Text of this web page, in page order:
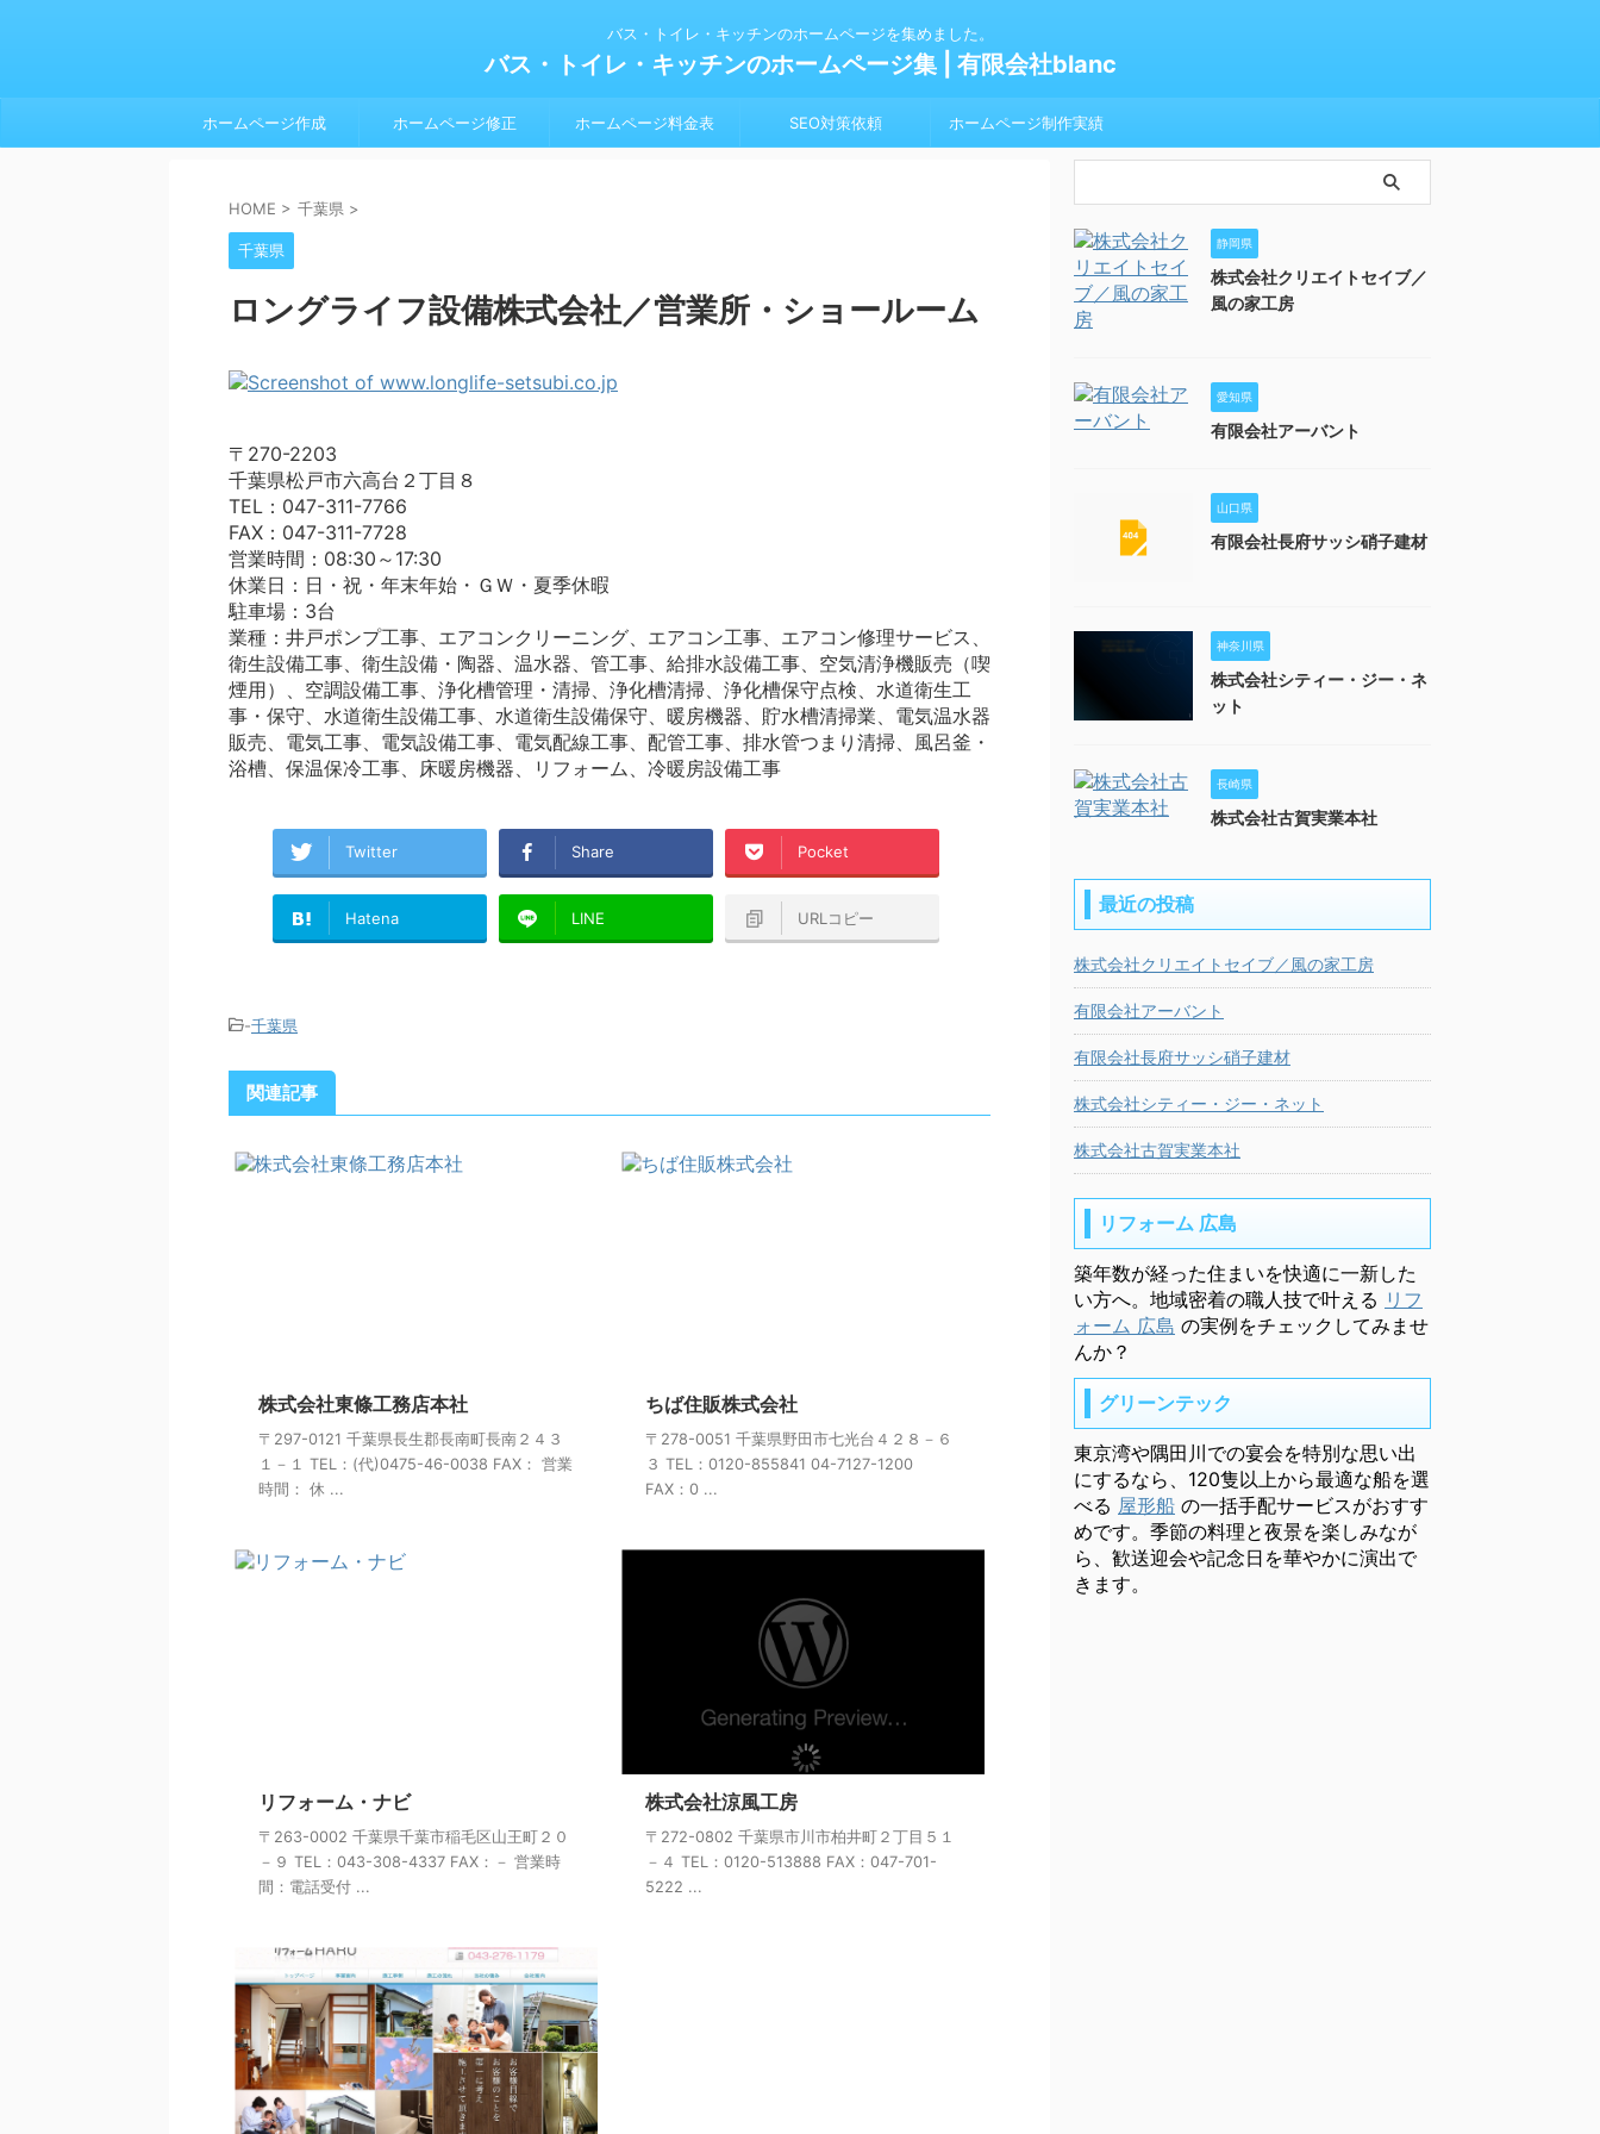
バス・トイレ・キッチンのホームページを集めました。
バス・トイレ・キッチンのホームページ集 | 有限会社blanc
ホームページ作成 ホームページ修正 ホームページ料金表 SEO対策依頼 ホームページ制作実績
HOME > 千葉県 >
千葉県
ロングライフ設備株式会社／営業所・ショールーム
〒270-2203
千葉県松戸市六高台２丁目８
TEL：047-311-7766
FAX：047-311-7728
営業時間：08:30～17:30
休業日：日・祝・年末年始・ＧＷ・夏季休暇
駐車場：3台
業種：井戸ポンプ工事、エアコンクリーニング、エアコン工事、エアコン修理サービス、
衛生設備工事、衛生設備・陶器、温水器、管工事、給排水設備工事、空気清浄機販売（喫
煙用）、空調設備工事、浄化槽管理・清掃、浄化槽清掃、浄化槽保守点検、水道衛生工
事・保守、水道衛生設備工事、水道衛生設備保守、暖房機器、貯水槽清掃業、電気温水器
販売、電気工事、電気設備工事、電気配線工事、配管工事、排水管つまり清掃、風呂釜・
浴槽、保温保冷工事、床暖房機器、リフォーム、冷暖房設備工事
Twitter Share Pocket
Hatena LINE URLコピー
-千葉県
関連記事
株式会社東條工務店本社
〒297-0121 千葉県長生郡長南町長南２４３
１－１ TEL：(代)0475-46-0038 FAX： 営業
時間： 休 ...
ちば住販株式会社
〒278-0051 千葉県野田市七光台４２８－６
３ TEL：0120-855841 04-7127-1200
FAX：0 ...
リフォーム・ナビ
〒263-0002 千葉県千葉市稲毛区山王町２０
－９ TEL：043-308-4337 FAX：－ 営業時
間：電話受付 ...
株式会社涼風工房
〒272-0802 千葉県市川市柏井町２丁目５１
－４ TEL：0120-513888 FAX：047-701-
5222 ...
静岡県
株式会社クリエイトセイブ／
風の家工房
愛知県
有限会社アーバント
山口県
有限会社長府サッシ硝子建材
神奈川県
株式会社シティー・ジー・ネ
ット
長崎県
株式会社古賀実業本社
最近の投稿
株式会社クリエイトセイブ／風の家工房
有限会社アーバント
有限会社長府サッシ硝子建材
株式会社シティー・ジー・ネット
株式会社古賀実業本社
リフォーム 広島
築年数が経った住まいを快適に一新した
い方へ。地域密着の職人技で叶える リフ
ォーム 広島 の実例をチェックしてみませ
んか？
グリーンテック
東京湾や隅田川での宴会を特別な思い出
にするなら、120隻以上から最適な船を選
べる 屋形船 の一括手配サービスがおすす
めです。季節の料理と夜景を楽しみなが
ら、歓送迎会や記念日を華やかに演出で
きます。